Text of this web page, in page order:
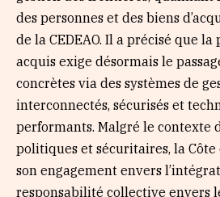
des personnes et des biens
de la CEDEAO. Il a précisé que
acquis exige désormais le
concrètes via des systèmes de
interconnectés, sécurisés et
performants. Malgré le contexte
politiques et sécuritaires, la Côte
son engagement envers
responsabilité collective envers